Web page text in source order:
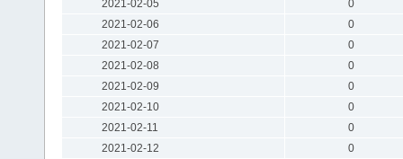
2021-02-05
0
2021-02-06
0
2021-02-07
0
2021-02-08
0
2021-02-09
0
2021-02-10
0
2021-02-11
0
2021-02-12
0